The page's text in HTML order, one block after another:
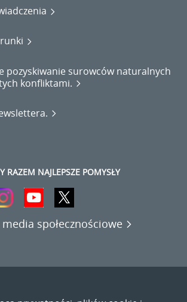
pozyskiwanie surowców naturalnych
konfliktami.
RAZEM NAJLEPSZE POMYSŁY
społecznościowe